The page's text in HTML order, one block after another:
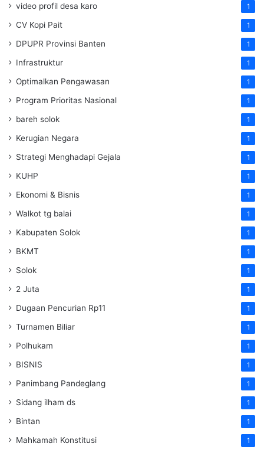
video profil desa karo 1
CV Kopi Pait 1
DPUPR Provinsi Banten 1
Infrastruktur 1
Optimalkan Pengawasan 1
Program Prioritas Nasional 1
bareh solok 1
Kerugian Negara 1
Strategi Menghadapi Gejala 1
KUHP 1
Ekonomi & Bisnis 1
Walkot tg balai 1
Kabupaten Solok 1
BKMT 1
Solok 1
2 Juta 1
Dugaan Pencurian Rp11 1
Turnamen Biliar 1
Polhukam 1
BISNIS 1
Panimbang Pandeglang 1
Sidang ilham ds 1
Bintan 1
Mahkamah Konstitusi 1